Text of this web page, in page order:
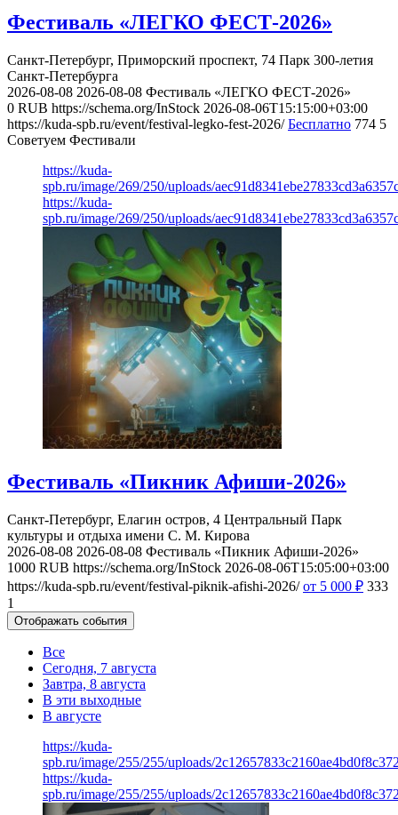
Фестиваль «ЛЕГКО ФЕСТ-2026»
Санкт-Петербург, Приморский проспект, 74 Парк 300-летия
Санкт-Петербурга
2026-08-08 2026-08-08 Фестиваль «ЛЕГКО ФЕСТ-2026»
0 RUB https://schema.org/InStock 2026-08-06T15:15:00+03:00
https://kuda-spb.ru/event/festival-legko-fest-2026/ Бесплатно 774 5
Советуем Фестивали
https://kuda-
spb.ru/image/269/250/uploads/
https://kuda-
spb.ru/image/269/250/uploads/
Фестиваль «Пикник Афиши-2026»
Санкт-Петербург, Елагин остров, 4 Центральный Парк
культуры и отдыха имени С. М. Кирова
2026-08-08 2026-08-08 Фестиваль «Пикник Афиши-2026»
1000 RUB https://schema.org/InStock 2026-08-06T15:05:00+03:00
https://kuda-spb.ru/event/festival-piknik-afishi-2026/ от 5 000 ₽ 333
1
Отображать события
Все
Сегодня, 7 августа
Завтра, 8 августа
В эти выходные
В августе
https://kuda-
spb.ru/image/255/255/uploads/
https://kuda-
spb.ru/image/255/255/uploads/